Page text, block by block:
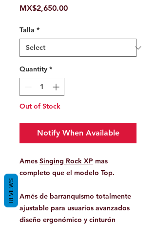
MX$2,650.00Price
Talla *
Quantity *
Out of Stock
Notify When Available
Arnes Singing Rock XP mas
completo que el modelo Top.
Arnés de barranquismo totalmente
ajustable para usuarios avanzados
diseño ergonómico y cinturón
REVIEWS